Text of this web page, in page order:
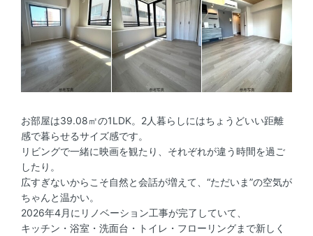
お部屋は39.08㎡の1LDK。2人暮らしにはちょうどいい距離
感で暮らせるサイズ感です。
リビングで一緒に映画を観たり、それぞれが違う時間を過ご
したり。
広すぎないからこそ自然と会話が増えて、“ただいま”の空気が
ちゃんと温かい。
2026年4月にリノベーション工事が完了していて、
キッチン・浴室・洗面台・トイレ・フローリングまで新しく